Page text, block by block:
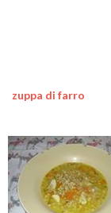
zuppa di farro